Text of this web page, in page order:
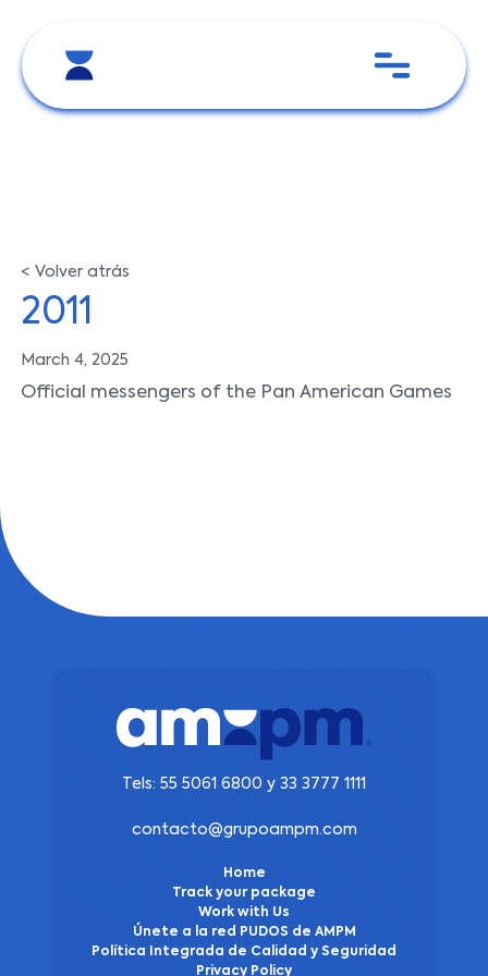
< Volver atrás
2011
March 4, 2025
Official messengers of the Pan American Games
Tels: 55 5061 6800 y 33 3777 1111
contacto@grupoampm.com
Home
Track your package
Work with Us
Únete a la red PUDOS de AMPM
Política Integrada de Calidad y Seguridad
Privacy Policy